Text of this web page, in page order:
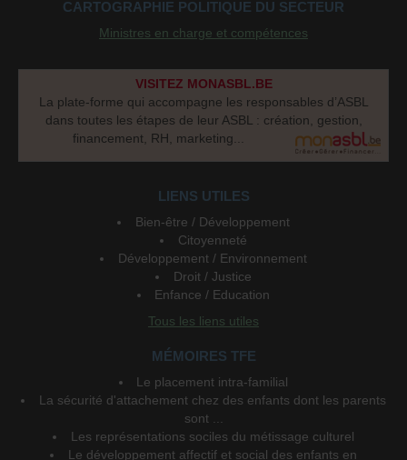
CARTOGRAPHIE POLITIQUE DU SECTEUR
Ministres en charge et compétences
VISITEZ MONASBL.BE
La plate-forme qui accompagne les responsables d’ASBL
dans toutes les étapes de leur ASBL : création, gestion,
financement, RH, marketing...
LIENS UTILES
Bien-être / Développement
Citoyenneté
Développement / Environnement
Droit / Justice
Enfance / Education
Tous les liens utiles
MÉMOIRES TFE
Le placement intra-familial
La sécurité d'attachement chez des enfants dont les parents
sont ...
Les représentations sociles du métissage culturel
Le développement affectif et social des enfants en